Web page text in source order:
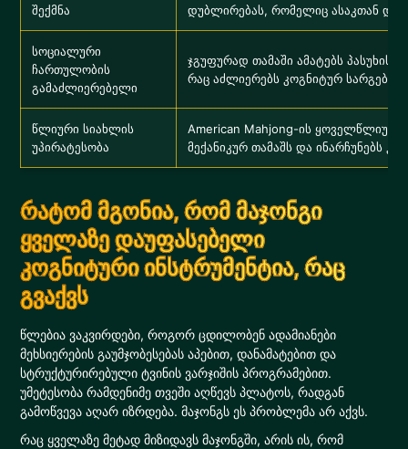
შექმნა
დუბლირებას, რომელიც ასაკთან
სოციალური
ჩართულობის
გამაძლიერებელი
ჯგუფურად თამაში ამატებს
რაც აძლიერებს კოგნიტურ
წლიური სიახლის
უპირატესობა
American Mahjong-ის
მექანიკურ თამაშს და ინარჩუნებს
რატომ მგონია, რომ მაჯონგი
ყველაზე დაუფასებელი
კოგნიტური ინსტრუმენტია, რაც
გვაქვს
წლებია ვაკვირდები, როგორ ცდილობენ ადამიანები
მეხსიერების გაუმჯობესებას აპებით, დანამატებით და
სტრუქტურირებული ტვინის ვარჯიშის პროგრამებით.
უმეტესობა რამდენიმე თვეში აღწევს პლატოს, რადგან
გამოწვევა აღარ იზრდება. მაჯონგს ეს პრობლემა არ აქვს.
რაც ყველაზე მეტად მიზიდავს მაჯონგში, არის ის, რომ